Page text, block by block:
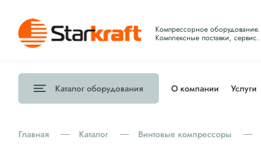
Компрессорное оборудование.
Комплексные поставки, сервис.
Каталог оборудования О компании Услуги
Главная Каталог Винтовые компрессоры